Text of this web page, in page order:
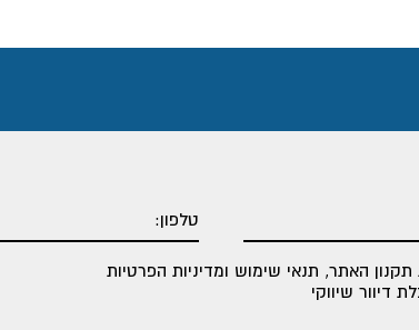
תקנון האתר, תנאי שימוש ומדיניות הפרטיות
דיוור שיווקי